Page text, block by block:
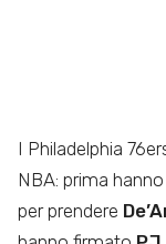
I Philadelphia
NBA: prima
per prendere